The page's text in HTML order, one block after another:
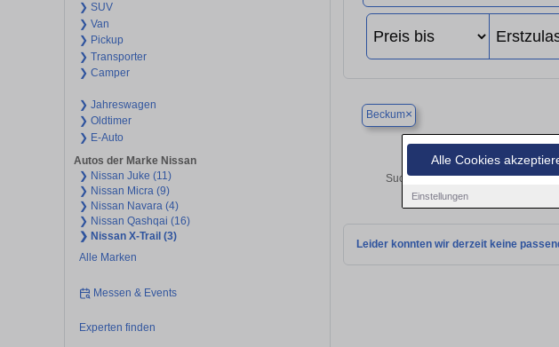
Alle Cookies
Einstellungen
❯ SUV
❯ Van
❯ Pickup
❯ Transporter
❯ Camper
❯ Jahreswagen
❯ Oldtimer
❯ E-Auto
Autos der Marke Nissan
❯ Nissan Juke (11)
❯ Nissan Micra (9)
❯ Nissan Navara (4)
❯ Nissan Qashqai (16)
❯ Nissan X-Trail (3)
Alle Marken
Messen & Events
Experten finden
Beckum×
Suchen Sie in Beckum einen
Leider konnten wir derzeit keine